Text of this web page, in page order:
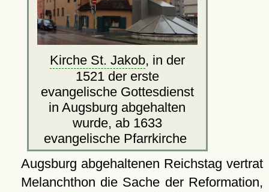
Kirche St. Jakob, in der
1521 der erste
evangelische Gottesdienst
in Augsburg abgehalten
wurde, ab 1633
evangelische Pfarrkirche
Augsburg abgehaltenen Reichstag vertrat
Melanchthon die Sache der Reformation,